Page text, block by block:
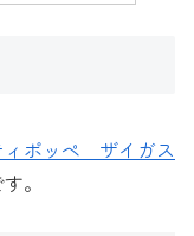
ィポッペ ザイガス
。